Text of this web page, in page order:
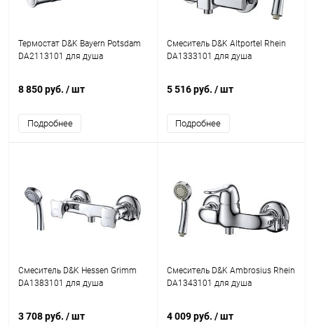
Термостат D&K Bayern Potsdam
DA2113101 для душа
8 850 руб. / шт
Подробнее
Смеситель D&K Altportel Rhein
DA1333101 для душа
5 516 руб. / шт
Подробнее
Смеситель D&K Hessen Grimm
DA1383101 для душа
3 708 руб. / шт
Смеситель D&K Ambrosius Rhein
DA1343101 для душа
4 009 руб. / шт